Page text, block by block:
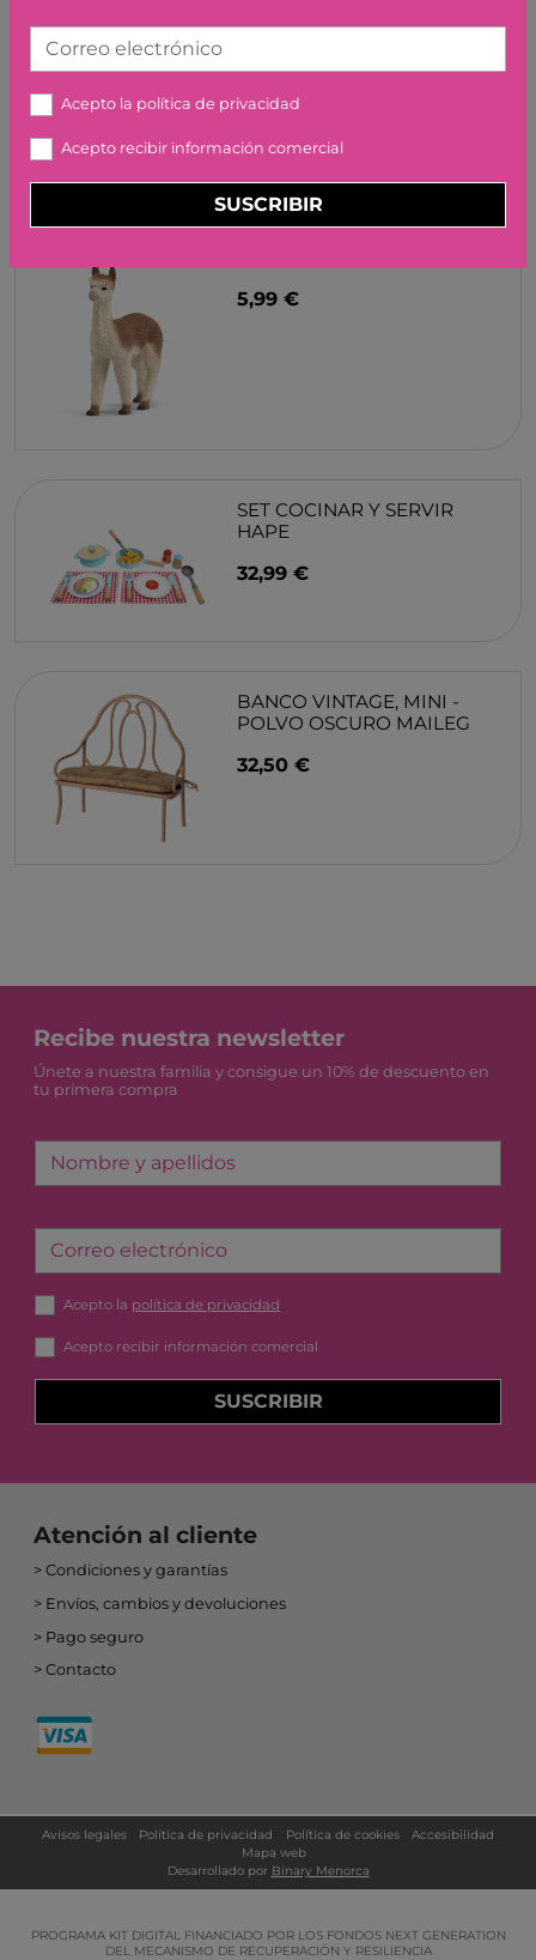
CABALLITO BALANCIN,
MAILEG
18,50 €
5,99 €
SET COCINAR Y SERVIR
HAPE
32,99 €
BANCO VINTAGE, MINI -
POLVO OSCURO MAILEG
32,50 €
Recibe nuestra newsletter
Únete a nuestra familia y consigue un 10% de descuento en
tu primera compra
Nombre y apellidos
Correo electrónico
Acepto la política de privacidad
Acepto recibir información comercial
SUSCRIBIR
Atención al cliente
Condiciones y garantías
Envíos, cambios y devoluciones
Pago seguro
Contacto
Avisos legales Política de privacidad Política de cookies
Accesibilidad
Mapa web
Desarrollado por Binary Menorca
PROGRAMA KIT DIGITAL FINANCIADO POR LOS FONDOS NEXT GENERATION
DEL MECANISMO DE RECUPERACIÓN Y RESILIENCIA
Correo electrónico
Acepto la política de privacidad
Acepto recibir información comercial
SUSCRIBIR